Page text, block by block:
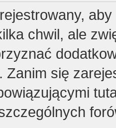
chwil, ale
Zanim się